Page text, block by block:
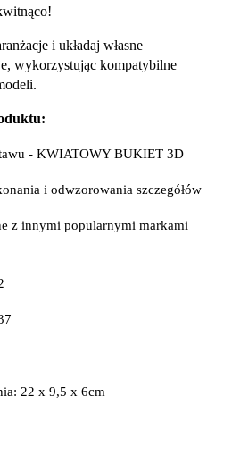
i układaj własne
wykorzystując kompatybilne
- KWIATOWY BUKIET 3D
i odwzorowania szczegółów
z innymi popularnymi markami
22 x 9,5 x 6cm